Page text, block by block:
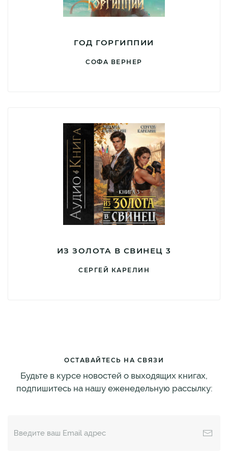
ГОД ГОРГИППИИ
СОФА ВЕРНЕР
ИЗ ЗОЛОТА В СВИНЕЦ 3
СЕРГЕЙ КАРЕЛИН
ОСТАВАЙТЕСЬ НА СВЯЗИ
Будьте в курсе новостей о выходящих книгах,
подпишитесь на нашу еженедельную рассылку: